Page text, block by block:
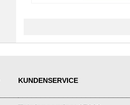
KUNDENSERVICE